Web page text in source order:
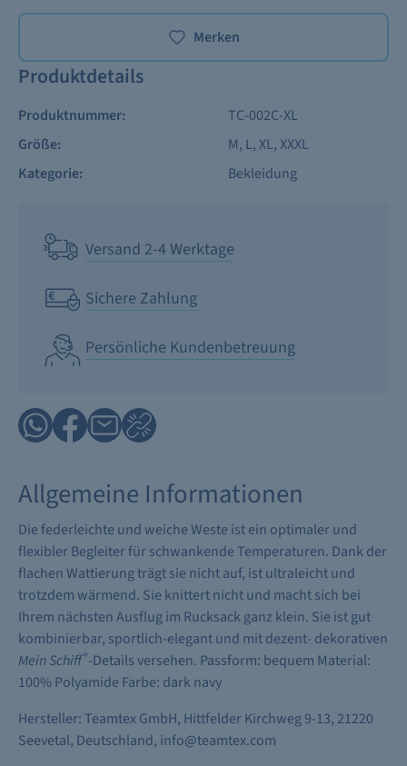
Merken
Produktdetails
Produktnummer:
TC-002C-XL
Größe:
M, L, XL, XXXL
Kategorie:
Bekleidung
Versand 2-4 Werktage
Sichere Zahlung
Persönliche Kundenbetreuung
Allgemeine Informationen
Die federleichte und weiche Weste ist ein optimaler und
flexibler Begleiter für schwankende Temperaturen. Dank der
flachen Wattierung trägt sie nicht auf, ist ultraleicht und
trotzdem wärmend. Sie knittert nicht und macht sich bei
Ihrem nächsten Ausflug im Rucksack ganz klein. Sie ist gut
kombinierbar, sportlich-elegant und mit dezent- dekorativen
Mein Schiff®-Details versehen. Passform: bequem Material:
100% Polyamide Farbe: dark navy
Hersteller: Teamtex GmbH, Hittfelder Kirchweg 9-13, 21220
Seevetal, Deutschland, info@teamtex.com